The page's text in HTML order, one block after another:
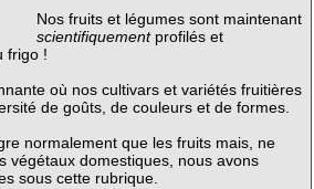
Nos fruits et légumes sont maintenant
scientifiquementprofilés et
frigo !
où nos cultivars et variétés fruitières
de goûts, de couleurs et de formes.
normalement que les fruits mais, ne
végétaux domestiques, nous avons
sous cette rubrique.